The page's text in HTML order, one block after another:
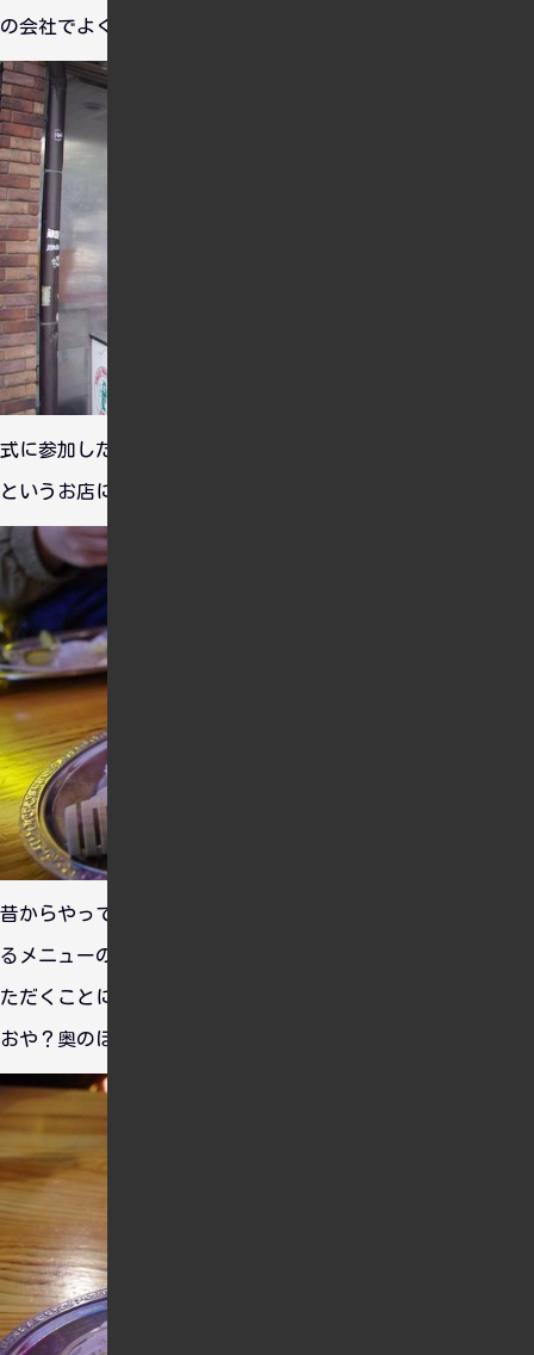
の会社でよく目にした光景だ・・・。
式に参加した後、まだお昼を食べてなかったので、ハニービー
というお店にやってきました。
昔からやってる店っぽく、随所に昭和を感じましたね。色々あ
るメニューの中からこの店定番の「ハニービーバーガー」をい
ただくことにしました。
おや？奥のほうになんかいますね。